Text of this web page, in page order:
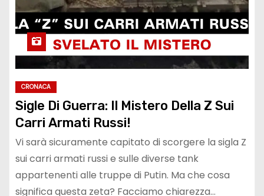
CRONACA
Sigle Di Guerra: Il Mistero Della Z Sui
Carri Armati Russi!
Vi sarà sicuramente capitato di scorgere la sigla Z
sui carri armati russi e sulle diverse tank
appartenenti alle truppe di Putin. Ma che cosa
significa questa zeta? Facciamo chiarezza…